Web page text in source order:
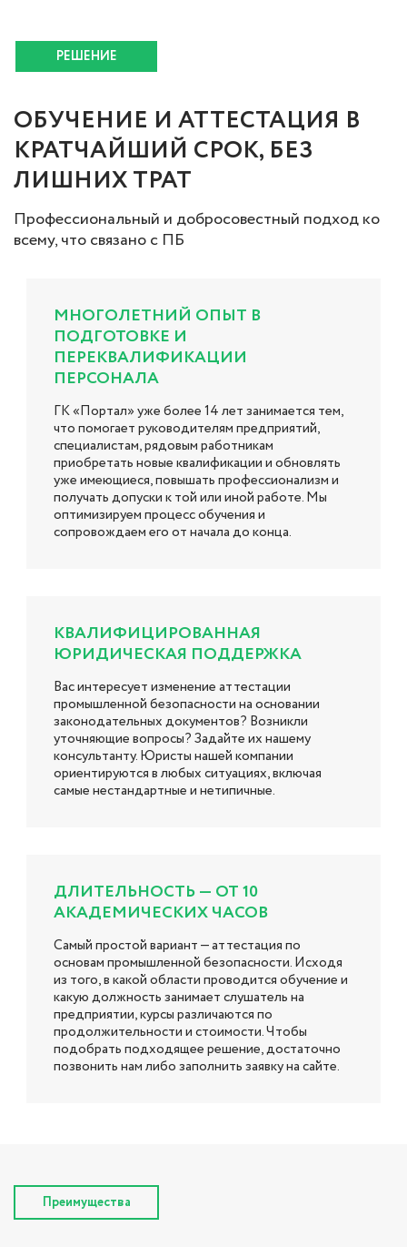
РЕШЕНИЕ
ОБУЧЕНИЕ И АТТЕСТАЦИЯ В
КРАТЧАЙШИЙ СРОК, БЕЗ
ЛИШНИХ ТРАТ
Профессиональный и добросовестный подход ко
всему, что связано с ПБ
МНОГОЛЕТНИЙ ОПЫТ В
ПОДГОТОВКЕ И
ПЕРЕКВАЛИФИКАЦИИ
ПЕРСОНАЛА
ГК «Портал» уже более 14 лет занимается тем,
что помогает руководителям предприятий,
специалистам, рядовым работникам
приобретать новые квалификации и обновлять
уже имеющиеся, повышать профессионализм и
получать допуски к той или иной работе. Мы
оптимизируем процесс обучения и
сопровождаем его от начала до конца.
КВАЛИФИЦИРОВАННАЯ
ЮРИДИЧЕСКАЯ ПОДДЕРЖКА
Вас интересует изменение аттестации
промышленной безопасности на основании
законодательных документов? Возникли
уточняющие вопросы? Задайте их нашему
консультанту. Юристы нашей компании
ориентируются в любых ситуациях, включая
самые нестандартные и нетипичные.
ДЛИТЕЛЬНОСТЬ — ОТ 10
АКАДЕМИЧЕСКИХ ЧАСОВ
Самый простой вариант — аттестация по
основам промышленной безопасности. Исходя
из того, в какой области проводится обучение и
какую должность занимает слушатель на
предприятии, курсы различаются по
продолжительности и стоимости. Чтобы
подобрать подходящее решение, достаточно
позвонить нам либо заполнить заявку на сайте.
Преимущества